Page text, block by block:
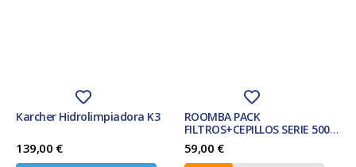
Karcher Hidrolimpiadora K3
139,00 €
ROOMBA PACK
FILTROS+CEPILLOS SERIE 500
REF. 82404
59,00 €